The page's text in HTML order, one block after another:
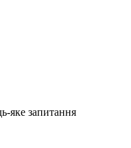
яке запитання